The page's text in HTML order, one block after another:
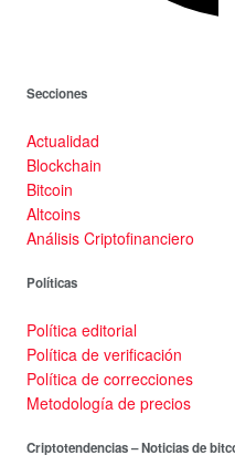
Secciones
Actualidad
Blockchain
Bitcoin
Altcoins
Análisis Criptofinanciero
Políticas
Política editorial
Política de verificación
Política de correcciones
Metodología de precios
Criptotendencias – Noticias de